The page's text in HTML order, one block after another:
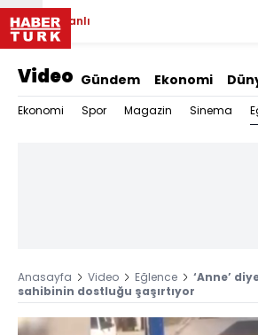
Canlı
Video Gündem Ekonomi
Ekonomi Spor Magazin Sinema
Anasayfa Video Eğlence
‘Anne’
sahibinin dostluğu şaşırtıyor